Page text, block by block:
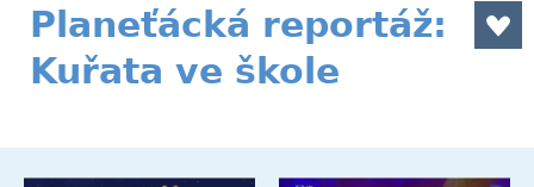
Planeťácká reportáž:
Kuřata ve škole